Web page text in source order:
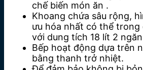
chế biến món ăn .
Khoang chứa sâu rộng,
ưu hóa nhất có thể trong
với dung tích 18 lít 2 ngăn
Bếp hoạt động dựa trên
bằng thanh trở nhiệt.